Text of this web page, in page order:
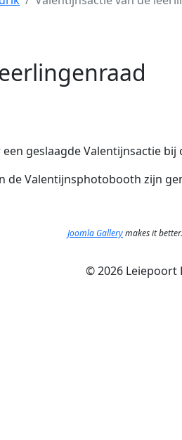
geslaagde Valentijnsactie bij
de Valentijnsphotobooth zijn
Joomla Gallerymakes it
©2026 Leiepoort